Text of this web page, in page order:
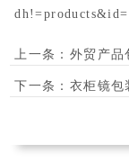
上一条： 外贸产品
下一条： 衣柜镜包